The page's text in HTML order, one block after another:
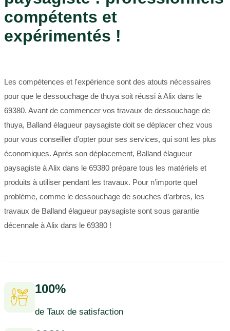
compétents et
expérimentés !
Les compétences et l'expérience sont des atouts nécessaires
pour que le dessouchage de thuya soit réussi à Alix dans le
69380. Avant de commencer vos travaux de dessouchage de
thuya, Balland élagueur paysagiste doit se déplacer chez vous
pour vous conseiller d’opter pour ses services, qui sont les plus
économiques. Après son déplacement, Balland élagueur
paysagiste à Alix dans le 69380 prépare tous les matériels et
produits à utiliser pendant les travaux. Pour n’importe quel
problème, comme le dessouchage de souches d’arbres, les
travaux de Balland élagueur paysagiste sont sous garantie
décennale à Alix dans le 69380 !
100%
de Taux de satisfaction